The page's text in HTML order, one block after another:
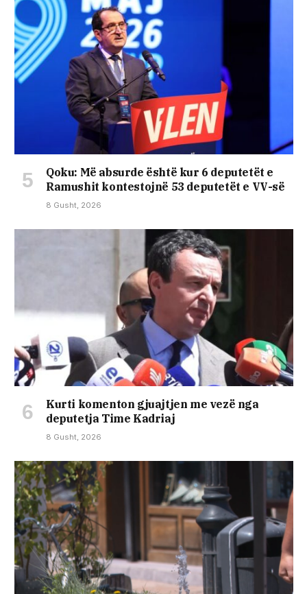
Qoku: Më absurde është kur 6 deputetët e
Ramushit kontestojnë 53 deputetët e VV-së
8 Gusht, 2026
Kurti komenton gjuajtjen me vezë nga
deputetja Time Kadriaj
8 Gusht, 2026